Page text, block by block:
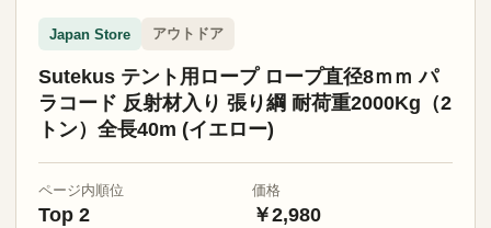
Japan Store アウトドア
Sutekus テント用ロープ ロープ直径8ｍｍ パ
ラコード 反射材入り 張り綱 耐荷重2000Kg（2
トン）全長40m (イエロー)
ページ内順位
Top 2
価格
￥2,980